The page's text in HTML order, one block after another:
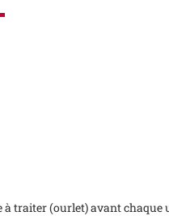
à traiter (ourlet) avant